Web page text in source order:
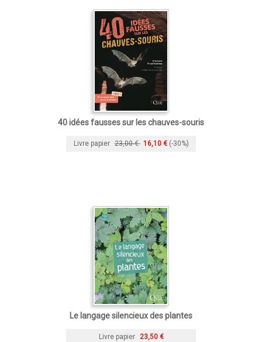
40 idées fausses sur les chauves-souris
Livre papier 23,00 € 16,10 € (-30%)
Le langage silencieux des plantes
Livre papier 23,50 €